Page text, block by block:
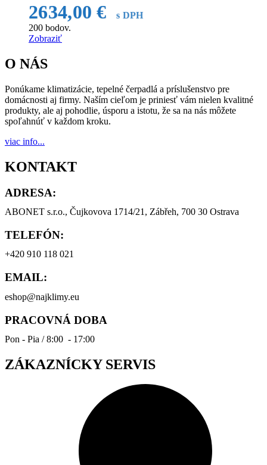
2634,00€
s DPH
200 bodov.
Zobraziť
O NÁS
Ponúkame klimatizácie, tepelné čerpadlá a príslušenstvo pre
domácnosti aj firmy. Naším cieľom je priniesť vám nielen kvalitné
produkty, ale aj pohodlie, úsporu a istotu, že sa na nás môžete
spoľahnúť v každom kroku.
viac info...
KONTAKT
ADRESA:
ABONET s.r.o., Čujkovova 1714/21, Zábřeh, 700 30 Ostrava
TELEFÓN:
+420 910 118 021
EMAIL:
eshop@najklimy.eu
PRACOVNÁ DOBA
Pon - Pia / 8:00 - 17:00
ZÁKAZNÍCKY SERVIS